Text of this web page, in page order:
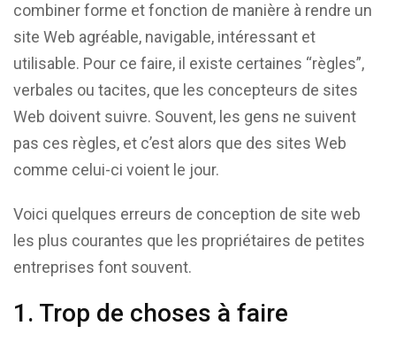
combiner forme et fonction de manière à rendre un
site Web agréable, navigable, intéressant et
utilisable. Pour ce faire, il existe certaines “règles”,
verbales ou tacites, que les concepteurs de sites
Web doivent suivre. Souvent, les gens ne suivent
pas ces règles, et c’est alors que des sites Web
comme celui-ci voient le jour.
Voici quelques erreurs de conception de site web
les plus courantes que les propriétaires de petites
entreprises font souvent.
1. Trop de choses à faire